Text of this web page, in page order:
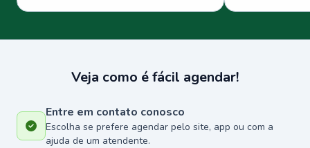
Veja como é fácil agendar!
Entre em contato conosco
Escolha se prefere agendar pelo site, app ou com a
ajuda de um atendente.